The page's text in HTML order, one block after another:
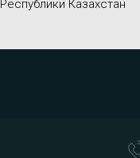
Республики Казахстан